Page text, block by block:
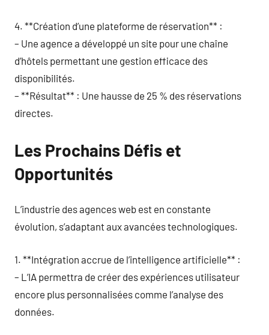
4. **Création d’une plateforme de réservation** :
– Une agence a développé un site pour une chaîne
d’hôtels permettant une gestion efficace des
disponibilités.
– **Résultat** : Une hausse de 25 % des réservations
directes.
Les Prochains Défis et
Opportunités
L’industrie des agences web est en constante
évolution, s’adaptant aux avancées technologiques.
1. **Intégration accrue de l’intelligence artificielle** :
– L’IA permettra de créer des expériences utilisateur
encore plus personnalisées comme l’analyse des
données.